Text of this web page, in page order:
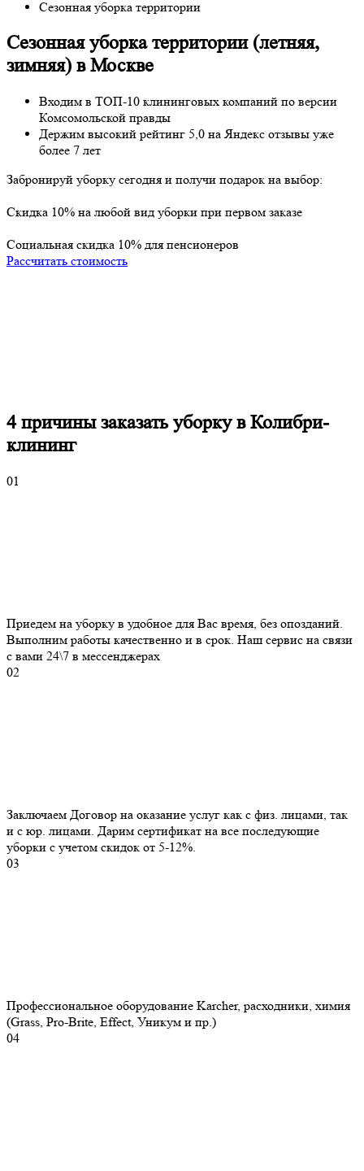
Сезонная уборка территории
Сезонная уборка территории (летняя,
зимняя) в Москве
Входим в ТОП-10 клининговых компаний по версии
Комсомольской правды
Держим высокий рейтинг 5,0 наЯндекс отзывы уже
более 7 лет
Забронируй уборку сегодня и получи подарок на выбор:
Cкидка 10% на любой вид уборки при первом заказе
Социальная скидка 10% для пенсионеров
Рассчитать стоимость
4 причинызаказать уборку в Колибри-
клининг
01
Приедем на уборку в удобное для Вас время, без опозданий.
Выполним работы качественно и в срок. Наш сервис на связи
с вами 24\7 в мессенджерах
02
Заключаем Договор на оказание услуг как с физ. лицами, так
и с юр. лицами. Дарим сертификат на все последующие
уборки с учетом скидок от 5-12%.
03
Профессиональное оборудование Karcher, расходники, химия
(Grass, Pro-Brite, Effect, Уникум и пр.)
04